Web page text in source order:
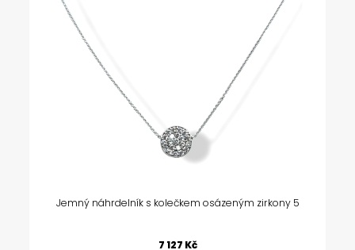
Jemný náhrdelník s kolečkem osázeným zirkony 5
7 127 Kč